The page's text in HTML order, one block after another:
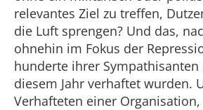
relevantes Ziel zu treffen,
die Luft sprengen? Und das,
ohnehin im Fokus der
hunderte ihrer Sympathisanten
diesem Jahr verhaftet wurden.
Verhafteten einer